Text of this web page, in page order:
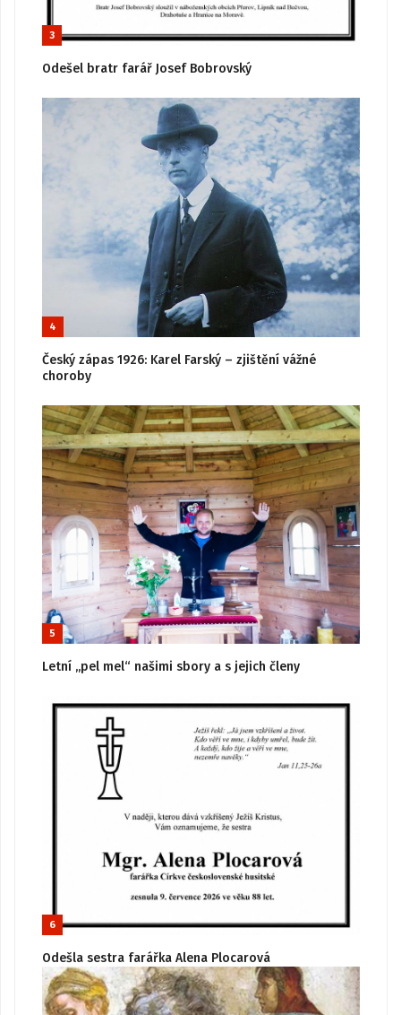
3
Odešel bratr farář Josef Bobrovský
4
Český zápas 1926: Karel Farský – zjištění vážné
choroby
5
Letní „pel mel“ našimi sbory a s jejich členy
6
Odešla sestra farářka Alena Plocarová